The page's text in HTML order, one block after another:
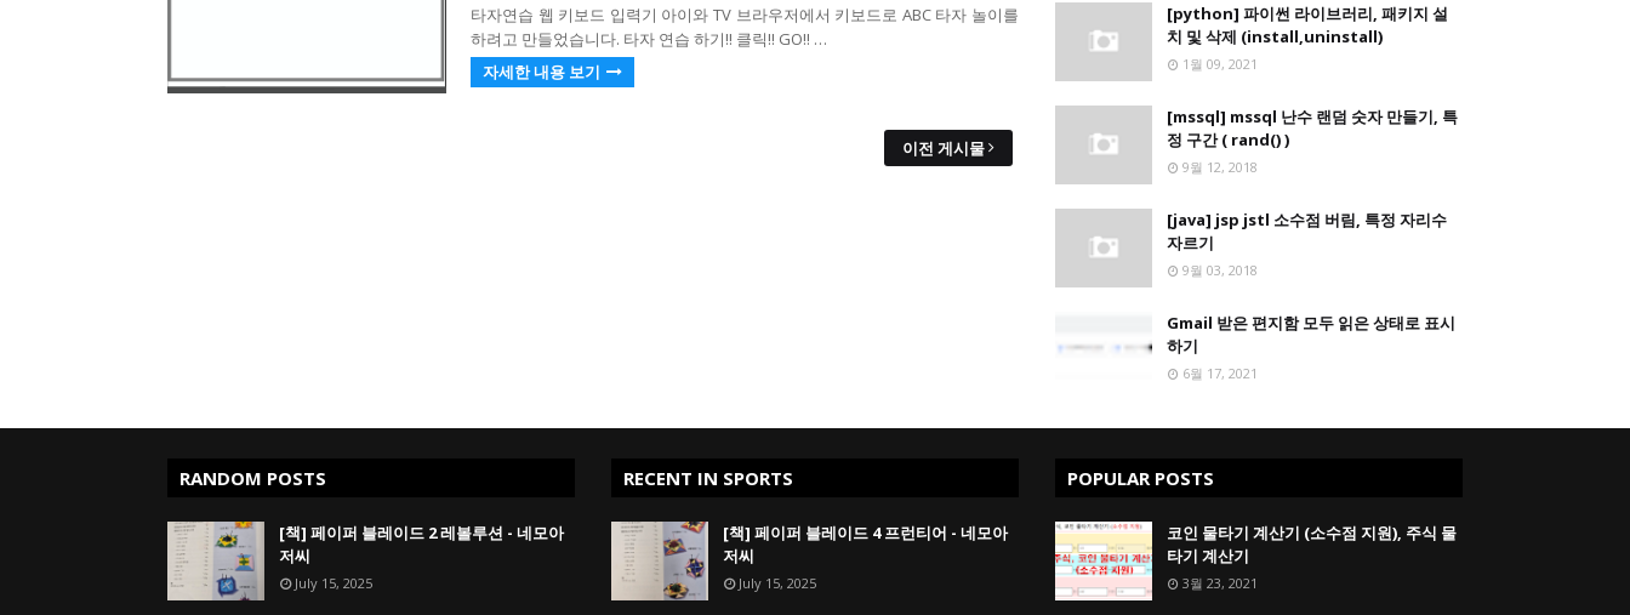
타자연습 웹 키보드 입력기 아이와 TV 브라우저에서 키보드로 ABC 타자 놀이를
하려고 만들었습니다. 타자 연습 하기!! 클릭!! GO!! …
자세한 내용 보기
이전 게시물
[python] 파이썬 라이브러리, 패키지 설
치 및 삭제 (install,uninstall)
1월 09, 2021
[mssql] mssql 난수 랜덤 숫자 만들기, 특
정 구간 ( rand() )
9월 12, 2018
[java] jsp jstl 소수점 버림, 특정 자리수
자르기
9월 03, 2018
Gmail 받은 편지함 모두 읽은 상태로 표시
하기
6월 17, 2021
RANDOM POSTS
[책] 페이퍼 블레이드 2 레볼루션 - 네모아
저씨
July 15, 2025
RECENT IN SPORTS
[책] 페이퍼 블레이드 4 프런티어 - 네모아
저씨
July 15, 2025
POPULAR POSTS
코인 물타기 계산기 (소수점 지원), 주식 물
타기 계산기
3월 23, 2021